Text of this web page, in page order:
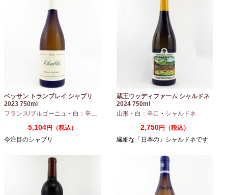
ベッサン トランブレイ シャブリ
2023 750ml
フランス/ブルゴーニュ ・ 白：辛口 シャルドネ
5,104円（税込）
今注目のシャブリ
蔵王ウッディファーム シャルドネ
2024 750ml
山形 ・ 白：辛口 ・ シャルドネ
2,750円（税込）
繊細な「日本の」シャルドネです